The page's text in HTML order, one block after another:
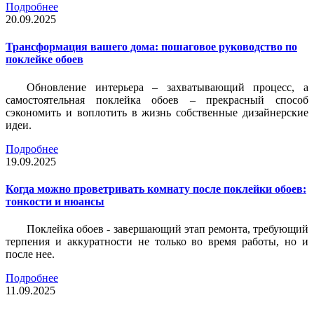
Подробнее
20.09.2025
Трансформация вашего дома: пошаговое руководство по
поклейке обоев
Обновление интерьера – захватывающий процесс, а
самостоятельная поклейка обоев – прекрасный способ
сэкономить и воплотить в жизнь собственные дизайнерские
идеи.
Подробнее
19.09.2025
Когда можно проветривать комнату после поклейки обоев:
тонкости и нюансы
Поклейка обоев - завершающий этап ремонта, требующий
терпения и аккуратности не только во время работы, но и
после нее.
Подробнее
11.09.2025